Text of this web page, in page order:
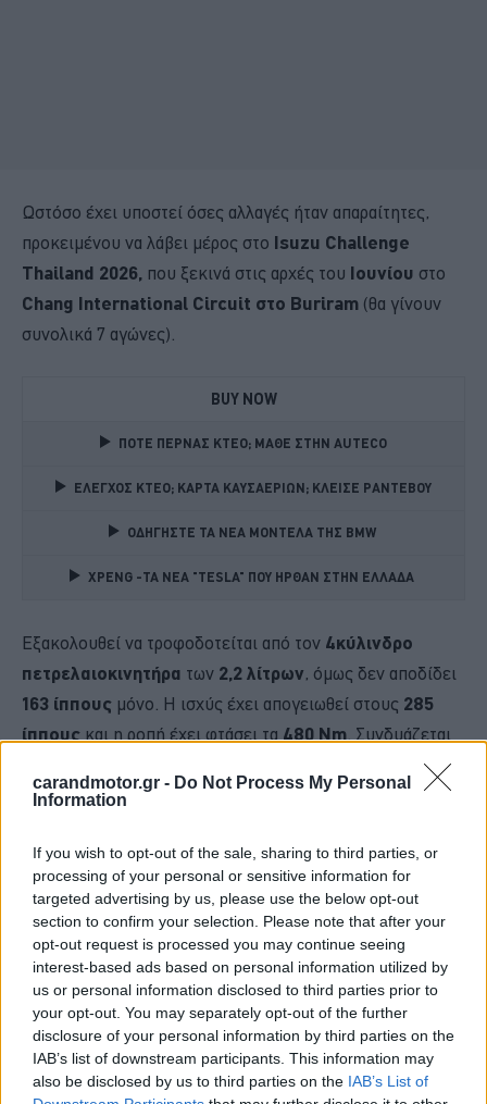
carandmotor.gr - Do Not Process My Personal
Information
If you wish to opt-out of the sale, sharing to third parties, or
processing of your personal or sensitive information for
targeted advertising by us, please use the below opt-out
section to confirm your selection. Please note that after your
opt-out request is processed you may continue seeing
interest-based ads based on personal information utilized by
us or personal information disclosed to third parties prior to
your opt-out. You may separately opt-out of the further
disclosure of your personal information by third parties on the
IAB’s list of downstream participants. This information may
also be disclosed by us to third parties on the IAB’s List of
Ωστόσο έχει υποστεί όσες αλλαγές ήταν απαραίτητες,
προκειμένου να λάβει μέρος στο Isuzu Challenge
Thailand 2026, που ξεκινά στις αρχές του Ιουνίου στο
Chang International Circuit στο Buriram (θα γίνουν
συνολικά 7 αγώνες).
BUY NOW
ΠΟΤΕ ΠΕΡΝΑΣ ΚΤΕΟ; ΜΑΘΕ ΣΤΗΝ ΑUTECO
ΕΛΕΓΧΟΣ ΚΤΕΟ; ΚΑΡΤΑ ΚΑΥΣΑΕΡΙΩΝ; ΚΛΕΙΣΕ ΡΑΝΤΕΒΟΥ
ΟΔΗΓΗΣΤΕ ΤΑ ΝΕΑ ΜΟΝΤΕΛΑ ΤΗΣ BMW
XPENG -ΤΑ ΝΕΑ "TESLA" ΠΟΥ ΗΡΘΑΝ ΣΤΗΝ ΕΛΛΑΔΑ
Εξακολουθεί να τροφοδοτείται από τον 4κύλινδρο
πετρελαιοκινητήρα των 2,2 λίτρων, όμως δεν αποδίδει
163 ίππους μόνο. Η ισχύς έχει απογειωθεί στους 285
ίππους και η ροπή έχει φτάσει τα 480 Nm . Συνδυάζεται
συμπλέκτηςBK Racingκαι έναδιαφορικό
θα βγει στο οδόστρωμα.